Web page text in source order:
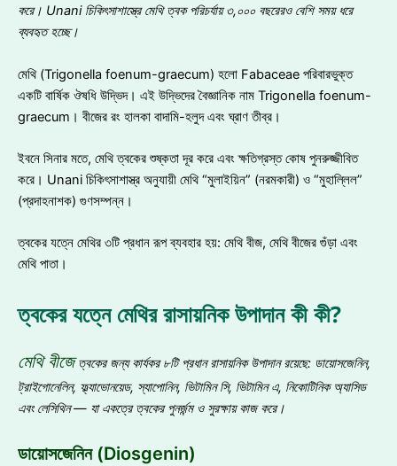
করে। Unani চিকিৎসাশাস্ত্রে মেথি ত্বক পরিচর্যায় ৩,০০০ বছরেরও বেশি সময় ধরে
ব্যবহৃত হচ্ছে।
মেথি (Trigonella foenum-graecum) হলো Fabaceae পরিবারভুক্ত
একটি বার্ষিক ঔষধি উদ্ভিদ। এই উদ্ভিদের বৈজ্ঞানিক নাম Trigonella foenum-
graecum। বীজের রং হালকা বাদামি-হলুদ এবং ঘ্রাণ তীব্র।
ইবনে সিনার মতে, মেথি ত্বকের শুষ্কতা দূর করে এবং ক্ষতিগ্রস্ত কোষ পুনরুজ্জীবিত
করে। Unani চিকিৎসাশাস্ত্র অনুযায়ী মেথি “মুলাইয়িন” (নরমকারী) ও “মুহাল্লিল”
(প্রদাহনাশক) গুণসম্পন্ন।
ত্বকের যত্নে মেথির ৩টি প্রধান রূপ ব্যবহার হয়: মেথি বীজ, মেথি বীজের গুঁড়া এবং
মেথি পাতা।
ত্বকের যত্নে মেথির রাসায়নিক উপাদান কী কী?
মেথি বীজেত্বকের জন্য কার্যকর ৮টি প্রধান রাসায়নিক উপাদান রয়েছে: ডায়োসজেনিন,
ট্রাইগোনেলিন, ফ্ল্যাভোনয়েড, স্যাপোনিন, ভিটামিন সি, ভিটামিন এ, নিকোটিনিক অ্যাসিড
এবং লেসিথিন — যা একত্রে ত্বকের পুনর্জন্ম ও সুরক্ষায় কাজ করে।
ডায়োসজেনিন (Diosgenin)